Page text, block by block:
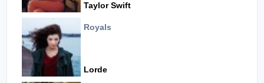
Taylor Swift
Royals
Lorde